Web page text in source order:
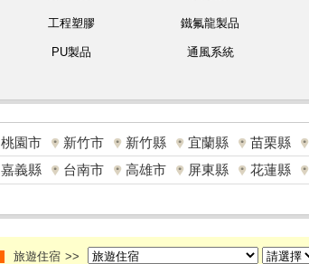
工程塑膠 鐵氟龍製品
PU製品 通風系統
桃園市 新竹市 新竹縣 宜蘭縣 苗栗縣
嘉義縣 台南市 高雄市 屏東縣 花蓮縣
旅遊住宿 >>